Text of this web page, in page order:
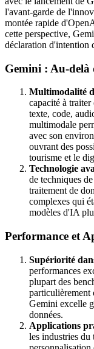
l'avant-garde de
montée rapide
cette perspective,
déclaration d'intention
Gemini : Au-delà
Multimodalité
capacité à traiter
texte, code,
multimodale
avec son
ouvrant des
tourisme et le
Technologie
de techniques
traitement de
complexes qui
modèles d'IA
Performance et
Supériorité
performances
plupart des
particulièrement
Gemini excelle
données.
Applications
les industries du